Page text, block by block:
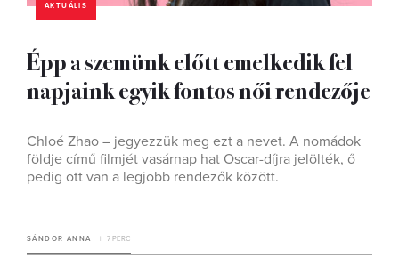
AKTUÁLIS
Épp a szemünk előtt emelkedik fel
napjaink egyik fontos női rendezője
Chloé Zhao – jegyezzük meg ezt a nevet. A nomádok
földje című filmjét vasárnap hat Oscar-díjra jelölték, ő
pedig ott van a legjobb rendezők között.
SÁNDOR ANNA 7 PERC